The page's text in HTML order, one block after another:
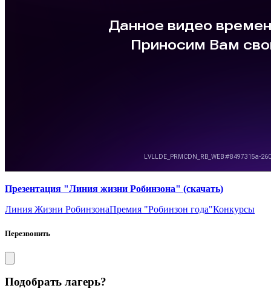
Презентация "Линия жизни Робинзона" (скачать)
Линия Жизни РобинзонаПремия "Робинзон года"Конкурсы
Перезвонить
Подобрать лагерь?